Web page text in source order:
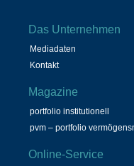
Das Unternehmen
Mediadaten
Kontakt
Magazine
portfolio institutionell
pvm – portfolio
Online-Service